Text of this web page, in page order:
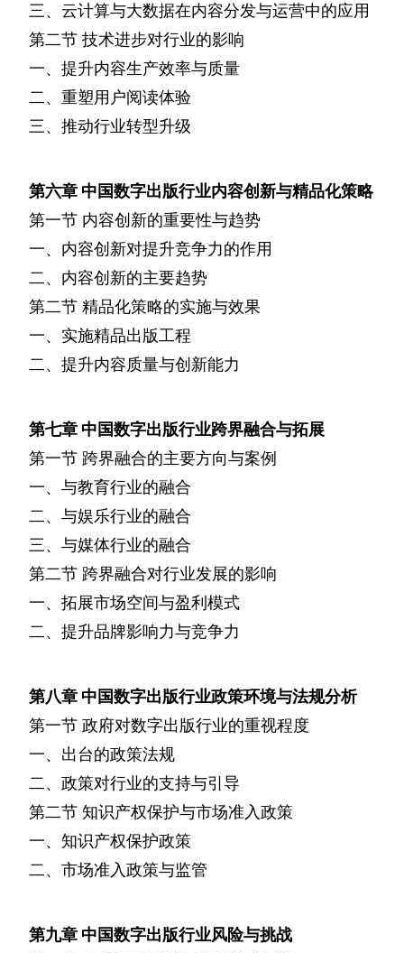
三、云计算与大数据在内容分发与运营中的应用
第二节 技术进步对行业的影响
一、提升内容生产效率与质量
二、重塑用户阅读体验
三、推动行业转型升级
第六章 中国数字出版行业内容创新与精品化策略
第一节 内容创新的重要性与趋势
一、内容创新对提升竞争力的作用
二、内容创新的主要趋势
第二节 精品化策略的实施与效果
一、实施精品出版工程
二、提升内容质量与创新能力
第七章 中国数字出版行业跨界融合与拓展
第一节 跨界融合的主要方向与案例
一、与教育行业的融合
二、与娱乐行业的融合
三、与媒体行业的融合
第二节 跨界融合对行业发展的影响
一、拓展市场空间与盈利模式
二、提升品牌影响力与竞争力
第八章 中国数字出版行业政策环境与法规分析
第一节 政府对数字出版行业的重视程度
一、出台的政策法规
二、政策对行业的支持与引导
第二节 知识产权保护与市场准入政策
一、知识产权保护政策
二、市场准入政策与监管
第九章 中国数字出版行业风险与挑战